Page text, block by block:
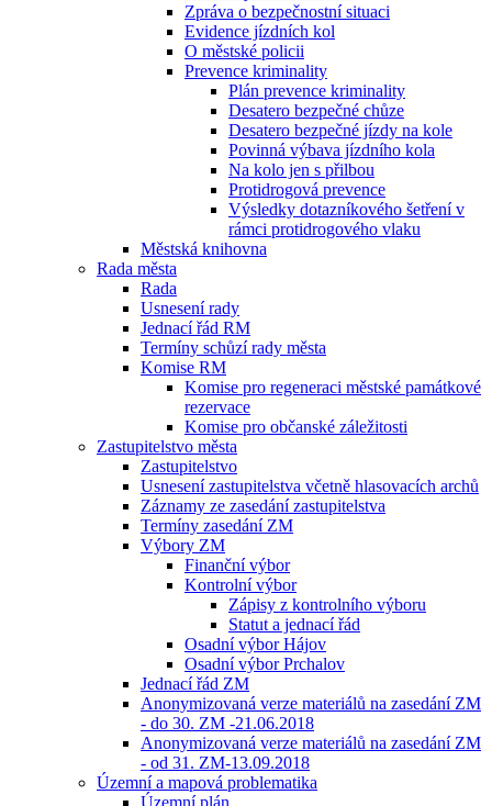
Zpráva o bezpečnostní situaci
Evidence jízdních kol
O městské policii
Prevence kriminality
Plán prevence kriminality
Desatero bezpečné chůze
Desatero bezpečné jízdy na kole
Povinná výbava jízdního kola
Na kolo jen s přilbou
Protidrogová prevence
Výsledky dotazníkového šetření v
rámci protidrogového vlaku
Městská knihovna
Rada města
Rada
Usnesení rady
Jednací řád RM
Termíny schůzí rady města
Komise RM
Komise pro regeneraci městské památkové
rezervace
Komise pro občanské záležitosti
Zastupitelstvo města
Zastupitelstvo
Usnesení zastupitelstva včetně hlasovacích archů
Záznamy ze zasedání zastupitelstva
Termíny zasedání ZM
Výbory ZM
Finanční výbor
Kontrolní výbor
Zápisy z kontrolního výboru
Statut a jednací řád
Osadní výbor Hájov
Osadní výbor Prchalov
Jednací řád ZM
Anonymizovaná verze materiálů na zasedání ZM
- do 30. ZM -21.06.2018
Anonymizovaná verze materiálů na zasedání ZM
- od 31. ZM-13.09.2018
Územní a mapová problematika
Územní plán